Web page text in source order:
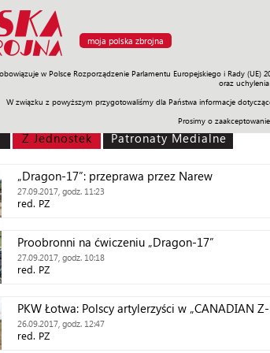
moja polska zbrojna
w Polsce Rozporządzenie Parlamentu Europejskiego i Rady
oraz
W związku z powyższym przygotowaliśmy dla Państwa informacje
Prosimy o
Sprzęt Misje Polityka Prawo Świat
Z Jednostek Patronaty Medialne
„Dragon-17”: przeprawa przez Narew
27.09.2017, godz. 11:23
red. PZ
Proobronni na ćwiczeniu „Dragon-17”
27.09.2017, godz. 10:18
red. PZ
PKW Łotwa: Polscy artylerzyści w „CANADIAN Z-
26.09.2017, godz. 12:47
red. PZ